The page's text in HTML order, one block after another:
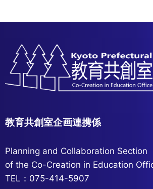
教育共創室企画連携係
Planning and Collaboration Section
of the Co-Creation in Education
TEL：075-414-5907